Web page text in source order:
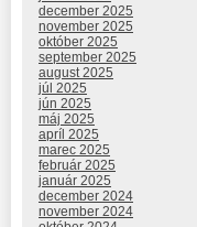
december 2025
november 2025
október 2025
september 2025
august 2025
júl 2025
jún 2025
máj 2025
apríl 2025
marec 2025
február 2025
január 2025
december 2024
november 2024